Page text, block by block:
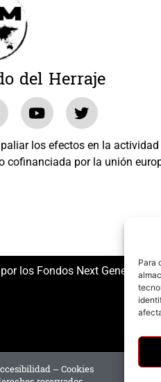
Para
del Herraje
los efectos en la
cofinanciada por la unión
los Fondos Next Generation
–Cookies